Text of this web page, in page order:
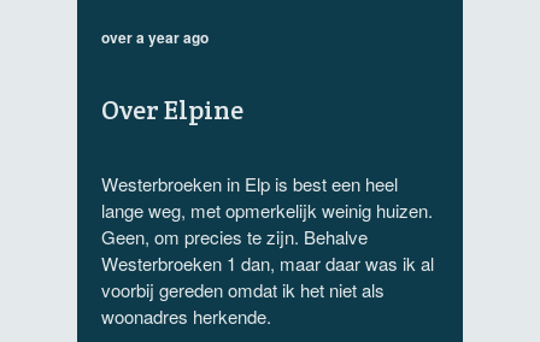
over a year ago
Over Elpine
Westerbroeken in Elp is best een heel
lange weg, met opmerkelijk weinig huizen.
Geen, om precies te zijn. Behalve
Westerbroeken 1 dan, maar daar was ik al
voorbij gereden omdat ik het niet als
woonadres herkende.